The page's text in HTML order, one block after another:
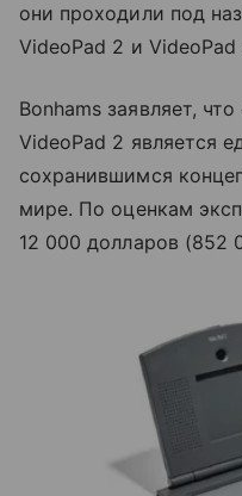
они проходили под
VideoPad 2 и VideoPad
Bonhams заявляет,
VideoPad 2 является
сохранившимся
мире. По оценкам
12 000 долларов (852